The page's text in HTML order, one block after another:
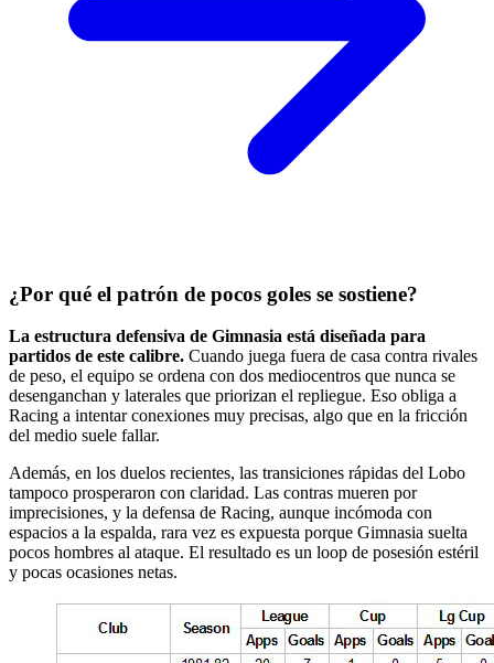
¿Por qué el patrón de pocos goles se sostiene?
La estructura defensiva de Gimnasia está diseñada para
partidos de este calibre. Cuando juega fuera de casa contra rivales
de peso, el equipo se ordena con dos mediocentros que nunca se
desenganchan y laterales que priorizan el repliegue. Eso obliga a
Racing a intentar conexiones muy precisas, algo que en la fricción
del medio suele fallar.
Además, en los duelos recientes, las transiciones rápidas del Lobo
tampoco prosperaron con claridad. Las contras mueren por
imprecisiones, y la defensa de Racing, aunque incómoda con
espacios a la espalda, rara vez es expuesta porque Gimnasia suelta
pocos hombres al ataque. El resultado es un loop de posesión estéril
y pocas ocasiones netas.